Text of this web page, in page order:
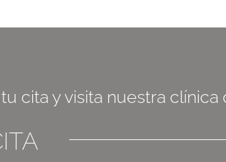
cita y visita nuestra clínica